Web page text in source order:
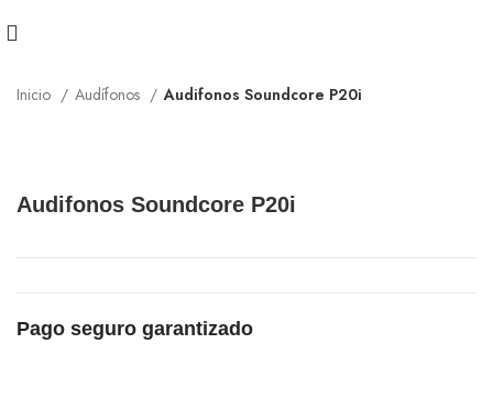
Inicio Audífonos Audifonos Soundcore P20i
Audifonos Soundcore P20i
Pago seguro garantizado